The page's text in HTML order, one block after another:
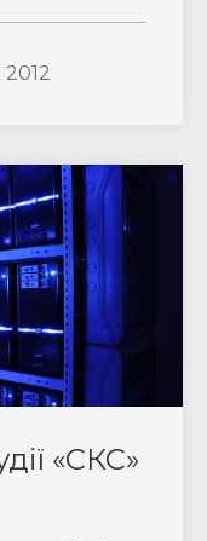
«СКС»